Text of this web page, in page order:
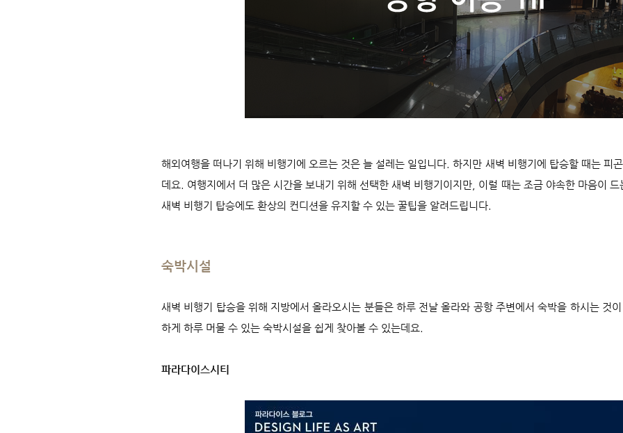
해외여행을 떠나기 위해 비행기에 오르는 것은 늘 설레는 일입니다. 하지만 새벽 비행기에 탑승할 때는 피
데요. 여행지에서 더 많은 시간을 보내기 위해 선택한 새벽 비행기이지만, 이럴 때는 조금 야속한 마음이
새벽 비행기 탑승에도 환상의 컨디션을 유지할 수 있는 꿀팁을 알려드립니다.
숙박시설
새벽 비행기 탑승을 위해 지방에서 올라오시는 분들은 하루 전날 올라와 공항 주변에서 숙박을 하시는 것
하게 하루 머물 수 있는 숙박시설을 쉽게 찾아볼 수 있는데요.
파라다이스시티